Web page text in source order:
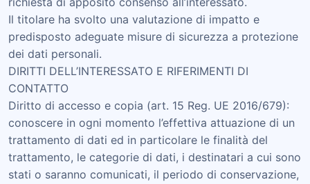
Il titolare ha svolto una valutazione di impatto e
predisposto adeguate misure di sicurezza a protezione
dei dati personali.
DIRITTI DELL’INTERESSATO E RIFERIMENTI DI
CONTATTO
Diritto di accesso e copia (art. 15 Reg. UE 2016/679):
conoscere in ogni momento l’effettiva attuazione di un
trattamento di dati ed in particolare le finalità del
trattamento, le categorie di dati, i destinatari a cui sono
stati o saranno comunicati, il periodo di conservazione,